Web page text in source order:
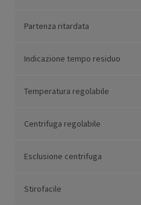
Partenza ritardata
Indicazione tempo residuo
Temperatura regolabile
Centrifuga regolabile
Esclusione centrifuga
Stirofacile